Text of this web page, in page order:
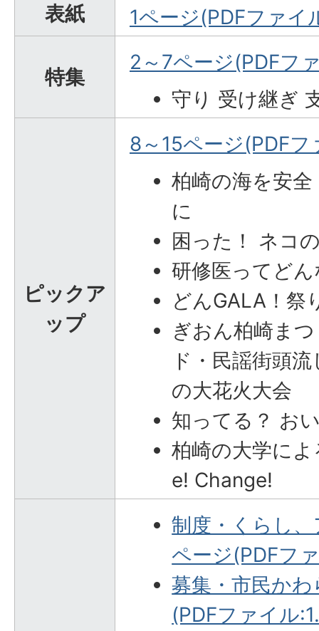
表紙
1ページ(PDFファイ
特集
2～7ページ(PDFフ
守り 受け継ぎ
ピックア
ップ
8～15ページ(PDF
柏崎の海を安
に
困った！ ネコ
研修医ってど
どんGALA！祭
ぎおん柏崎ま
ド・民謡街頭
の大花火大会
知ってる？ お
柏崎の大学に
e! Change!
制度・くらし
ページ(PDFフ
募集・市民か
(PDFファイル